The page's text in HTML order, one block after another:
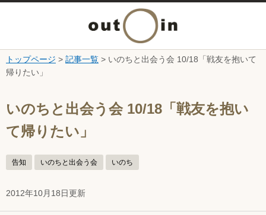
本文へ
ニ
ュ
ー
を
開
く
トップページ > 記事一覧 > いのちと出会う会 10/18「戦友を抱いて
帰りたい」
いのちと出会う会 10/18「戦友を抱い
て帰りたい」
告知 いのちと出会う会 いのち
2012年10月18日更新